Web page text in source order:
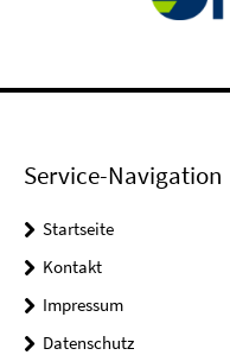
Service-Navigation
Startseite
Kontakt
Impressum
Datenschutz